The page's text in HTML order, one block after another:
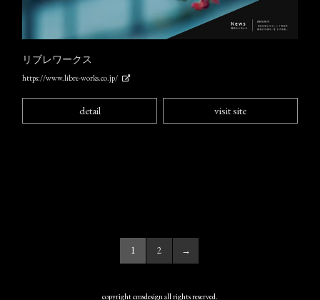
リブレワークス
https://www.libre-works.co.jp/
detail visit site
1 2 →
copyright cmsdesign all rights reserved.